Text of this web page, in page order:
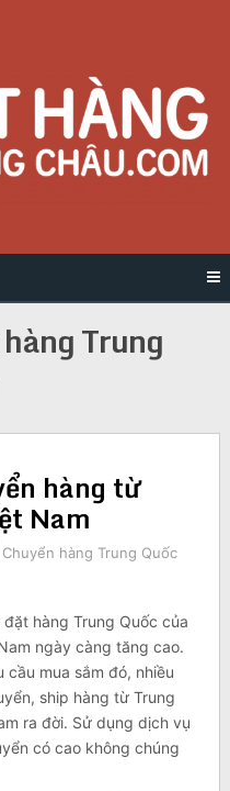
Trung
hàng từ
Nam
Chuyển hàng Trung Quốc
hàng Trung Quốc của
ngày càng tăng cao.
mua sắm đó, nhiều
ship hàng từ Trung
ra đời. Sử dụng dịch vụ
có cao không chúng